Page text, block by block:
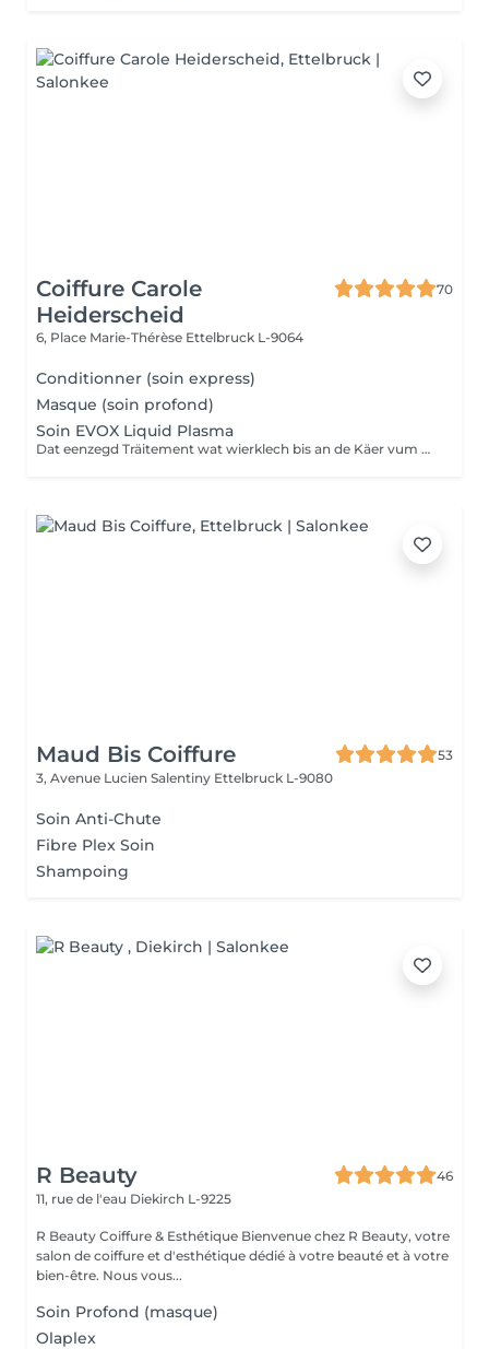
Coiffure Carole
Heiderscheid
70
6, Place Marie-Thérèse Ettelbruck L-9064
Conditionner (soin express)
Masque (soin profond)
Soin EVOX Liquid Plasma
Dat eenzegd Träitement wat wierklech bis an de Käer vum Hoër geet EXCLUSIV zu Lëtzebuerg, hei bei eis am Salon
Maud Bis Coiffure
53
3, Avenue Lucien Salentiny Ettelbruck L-9080
Soin Anti-Chute
Fibre Plex Soin
Shampoing
R Beauty
46
11, rue de l'eau Diekirch L-9225
R Beauty Coiffure & Esthétique Bienvenue chez R Beauty, votre
salon de coiffure et d'esthétique dédié à votre beauté et à votre
bien-être. Nous vous...
Soin Profond (masque)
Olaplex